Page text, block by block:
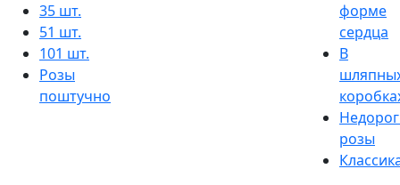
35 шт.
51 шт.
101 шт.
Розы
поштучно
форме
сердца
В
розы